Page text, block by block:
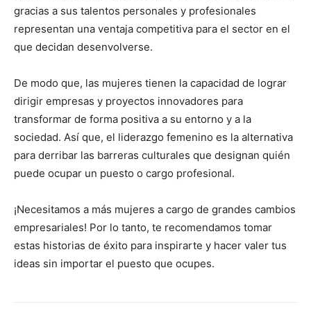
gracias a sus talentos personales y profesionales
representan una ventaja competitiva para el sector en el
que decidan desenvolverse.
De modo que, las mujeres tienen la capacidad de lograr
dirigir empresas y proyectos innovadores para
transformar de forma positiva a su entorno y a la
sociedad. Así que, el liderazgo femenino es la alternativa
para derribar las barreras culturales que designan quién
puede ocupar un puesto o cargo profesional.
¡Necesitamos a más mujeres a cargo de grandes cambios
empresariales! Por lo tanto, te recomendamos tomar
estas historias de éxito para inspirarte y hacer valer tus
ideas sin importar el puesto que ocupes.